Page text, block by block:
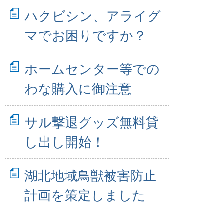
ハクビシン、アライグ
マでお困りですか？
ホームセンター等での
わな購入に御注意
サル撃退グッズ無料貸
し出し開始！
湖北地域鳥獣被害防止
計画を策定しました